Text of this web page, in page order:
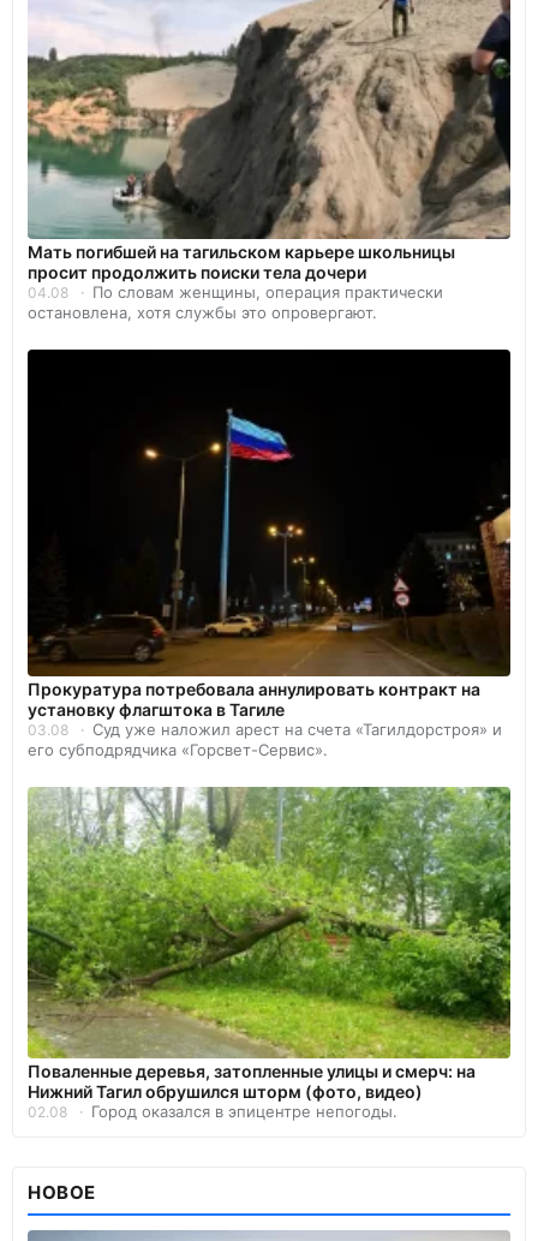
Мать погибшей на тагильском карьере школьницы
просит продолжить поиски тела дочери
04.08
По словам женщины, операция практически
остановлена, хотя службы это опровергают.
Прокуратура потребовала аннулировать контракт на
установку флагштока в Тагиле
03.08
Суд уже наложил арест на счета «Тагилдорстроя» и
его субподрядчика «Горсвет-Сервис».
Поваленные деревья, затопленные улицы и смерч: на
Нижний Тагил обрушился шторм (фото, видео)
02.08 Город оказался в эпицентре непогоды.
НОВОЕ